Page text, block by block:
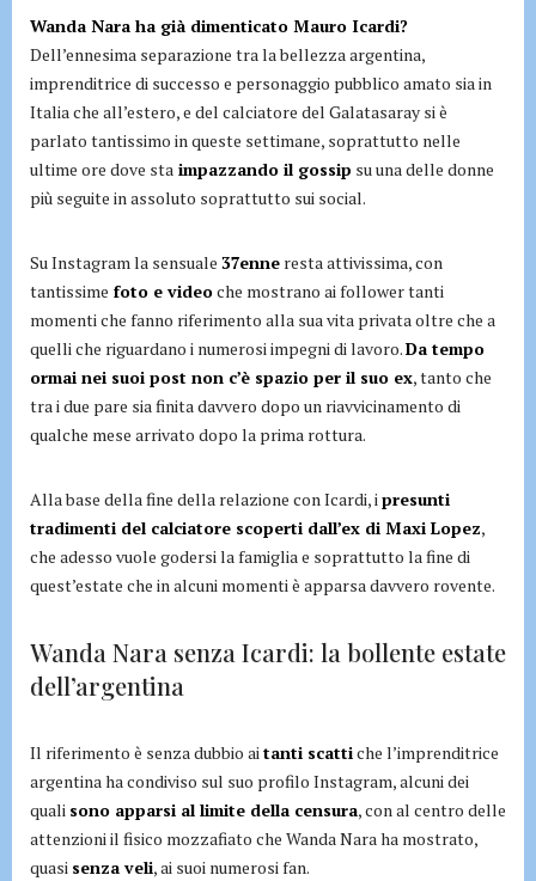
Wanda Nara ha già dimenticato Mauro Icardi?
Dell’ennesima separazione tra la bellezza argentina,
imprenditrice di successo e personaggio pubblico amato sia in
Italia che all’estero, e del calciatore del Galatasaray si è
parlato tantissimo in queste settimane, soprattutto nelle
ultime ore dove sta impazzando il gossip su una delle donne
più seguite in assoluto soprattutto sui social.
Su Instagram la sensuale 37enne resta attivissima, con
tantissime foto e videoche mostrano ai follower tanti
momenti che fanno riferimento alla sua vita privata oltre che a
quelli che riguardano i numerosi impegni di lavoro.Da tempo
ormai nei suoi post non c’è spazio per il suo ex, tanto che
tra i due pare sia finita davvero dopo un riavvicinamento di
qualche mese arrivato dopo la prima rottura.
Alla base della fine della relazione con Icardi, ipresunti
tradimenti del calciatore scoperti dall’ex di Maxi Lopez,
che adesso vuole godersi la famiglia e soprattutto la fine di
quest’estate che in alcuni momenti è apparsa davvero rovente.
Wanda Nara senza Icardi: la bollente estate
dell’argentina
Il riferimento è senza dubbio aitanti scattiche l’imprenditrice
argentina ha condiviso sul suo profilo Instagram, alcuni dei
quali sono apparsi al limite della censura, con al centro delle
attenzioni il fisico mozzafiato che Wanda Nara ha mostrato,
quasi senza veli, ai suoi numerosi fan.